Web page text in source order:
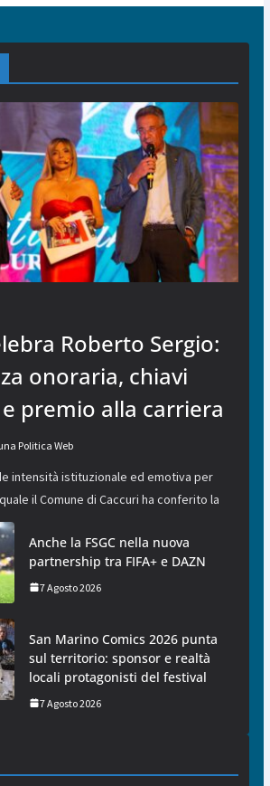
Roberto Sergio:
onoraria, chiavi
premio alla carriera
Politica Web
intensità istituzionale ed emotiva per
il Comune di Caccuri ha conferito la
Anche la FSGC nella nuova
partnership tra FIFA+ e DAZN
7 Agosto 2026
San Marino Comics 2026 punta
sul territorio: sponsor e realtà
locali protagonisti del festival
7 Agosto 2026